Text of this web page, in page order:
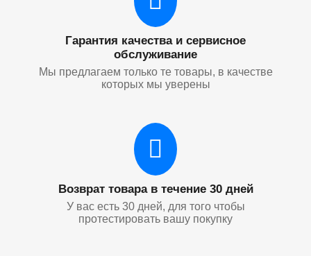
Гарантия качества и сервисное
обслуживание
Мы предлагаем только те товары, в качестве
которых мы уверены
Возврат товара в течение 30 дней
У вас есть 30 дней, для того чтобы
протестировать вашу покупку